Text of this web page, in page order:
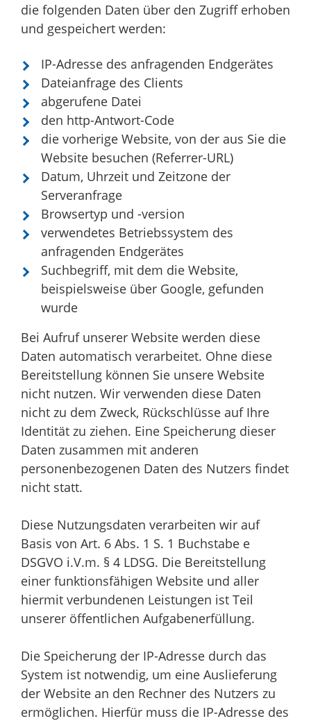
die folgenden Daten über den Zugriff erhoben
und gespeichert werden:
IP-Adresse des anfragenden Endgerätes
Dateianfrage des Clients
abgerufene Datei
den http-Antwort-Code
die vorherige Website, von der aus Sie die
Website besuchen (Referrer-URL)
Datum, Uhrzeit und Zeitzone der
Serveranfrage
Browsertyp und -version
verwendetes Betriebssystem des
anfragenden Endgerätes
Suchbegriff, mit dem die Website,
beispielsweise über Google, gefunden
wurde
Bei Aufruf unserer Website werden diese
Daten automatisch verarbeitet. Ohne diese
Bereitstellung können Sie unsere Website
nicht nutzen. Wir verwenden diese Daten
nicht zu dem Zweck, Rückschlüsse auf Ihre
Identität zu ziehen. Eine Speicherung dieser
Daten zusammen mit anderen
personenbezogenen Daten des Nutzers findet
nicht statt.
Diese Nutzungsdaten verarbeiten wir auf
Basis von Art. 6 Abs. 1 S. 1 Buchstabe e
DSGVO i.V.m. § 4 LDSG. Die Bereitstellung
einer funktionsfähigen Website und aller
hiermit verbundenen Leistungen ist Teil
unserer öffentlichen Aufgabenerfüllung.
Die Speicherung der IP-Adresse durch das
System ist notwendig, um eine Auslieferung
der Website an den Rechner des Nutzers zu
ermöglichen. Hierfür muss die IP-Adresse des